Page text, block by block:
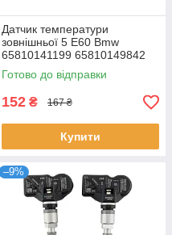
Датчик температури
зовнішньої 5 E60 Bmw
65810141199 65810149842
65816905133 65816936953
Готово до відправки
152 ₴ 167 ₴
Купити
–9%